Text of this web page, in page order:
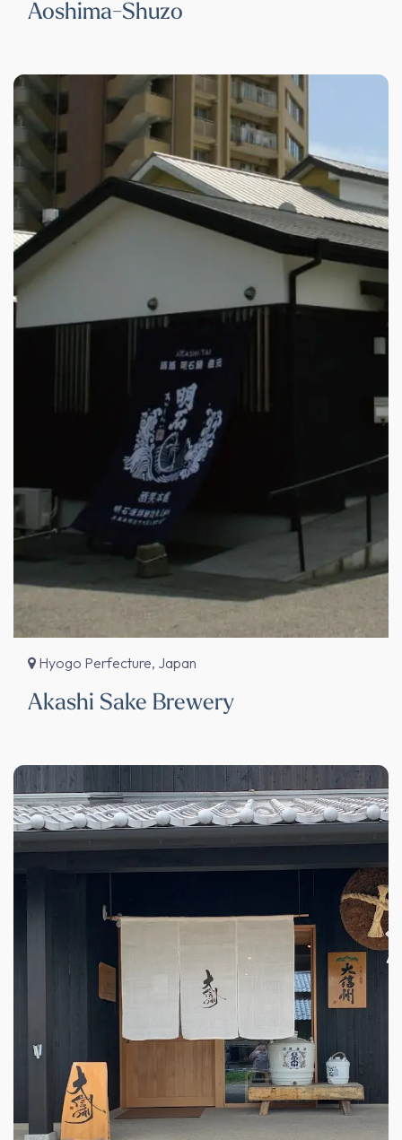
Aoshima-Shuzo
Hyogo Perfecture, Japan
Akashi Sake Brewery